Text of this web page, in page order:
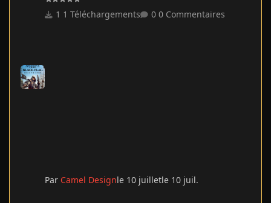
1 Téléchargements 0 Commentaires
Par Camel Designle 10 juilletle 10 juil.